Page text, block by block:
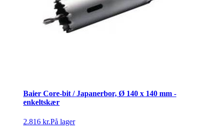
Baier Core-bit / Japanerbor, Ø 140 x 140 mm -
enkeltskær
2.816 kr.På lager